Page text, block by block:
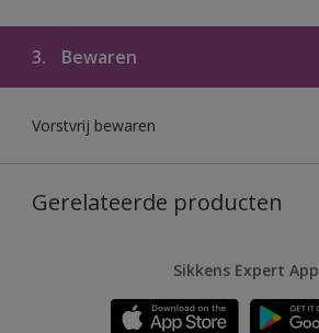
3. Bewaren
Vorstvrij bewaren
Gerelateerde producten
Sikkens Expert App